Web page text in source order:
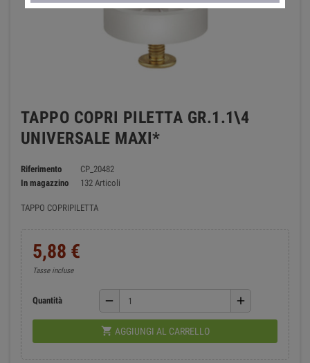
TAPPO COPRI PILETTA GR.1.1\4
UNIVERSALE MAXI*
Riferimento
CP_20482
In magazzino
132 Articoli
TAPPO COPRIPILETTA
5,88 €
Tasse incluse
Quantità remove add
 AGGIUNGI AL CARRELLO